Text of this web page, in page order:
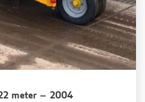
meter – 2004